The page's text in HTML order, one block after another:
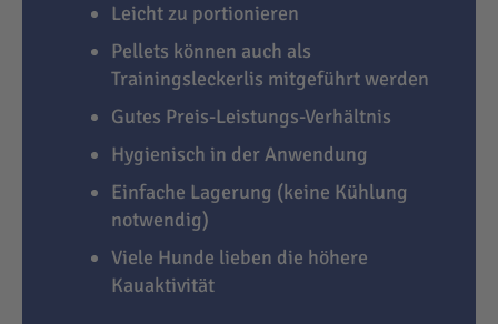
Leicht zu portionieren
Pellets können auch als
Trainingsleckerlis mitgeführt werden
Gutes Preis-Leistungs-Verhältnis
Hygienisch in der Anwendung
Einfache Lagerung (keine Kühlung
notwendig)
Viele Hunde lieben die höhere
Kauaktivität